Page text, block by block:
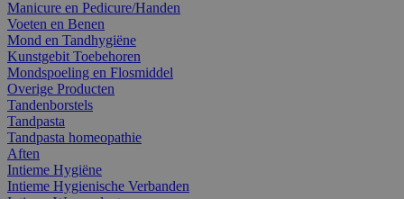
Manicure en Pedicure/Handen
Voeten en Benen
Mond en Tandhygiëne
Kunstgebit Toebehoren
Mondspoeling en Flosmiddel
Overige Producten
Tandenborstels
Tandpasta
Tandpasta homeopathie
Aften
Intieme Hygiëne
Intieme Hygienische Verbanden